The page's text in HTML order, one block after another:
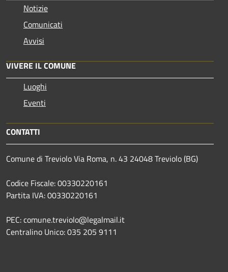
Notizie
Comunicati
Avvisi
VIVERE IL COMUNE
Luoghi
Eventi
CONTATTI
Comune di Treviolo Via Roma, n. 43 24048 Treviolo (BG)
Codice Fiscale: 00330220161
Partita IVA: 00330220161
PEC: comune.treviolo@legalmail.it
Centralino Unico:035 205 9111